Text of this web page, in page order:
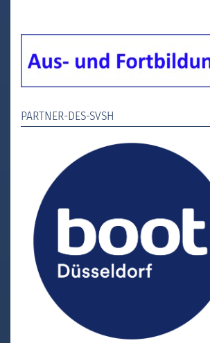
PARTNER-DES-SVSH